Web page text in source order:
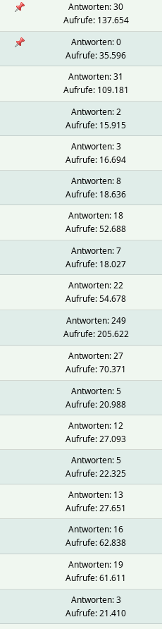
Antworten: 30
Aufrufe: 137.654
Antworten: 0
Aufrufe: 35.596
Antworten: 31
Aufrufe: 109.181
Antworten: 2
Aufrufe: 15.915
Antworten: 3
Aufrufe: 16.694
Antworten: 8
Aufrufe: 18.636
Antworten: 18
Aufrufe: 52.688
Antworten: 7
Aufrufe: 18.027
Antworten: 22
Aufrufe: 54.678
Antworten: 249
Aufrufe: 205.622
Antworten: 27
Aufrufe: 70.371
Antworten: 5
Aufrufe: 20.988
Antworten: 12
Aufrufe: 27.093
Antworten: 5
Aufrufe: 22.325
Antworten: 13
Aufrufe: 27.651
Antworten: 16
Aufrufe: 62.838
Antworten: 19
Aufrufe: 61.611
Antworten: 3
Aufrufe: 21.410